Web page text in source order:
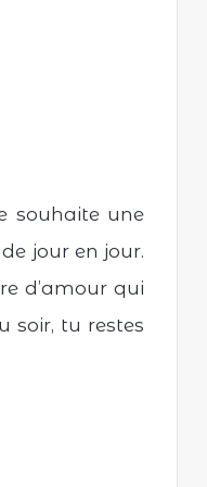
souhaite une
jour en jour.
d’amour qui
soir, tu restes